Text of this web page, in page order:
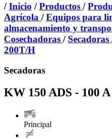
/Inicio /Productos /
Agrícola /Equipos para
almacenamiento y
Cosechadoras / Secadoras
200T/H
Secadoras
KW 150 ADS - 100
Principal